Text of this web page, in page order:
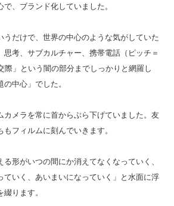
、ブランド化していました。
うだけで、世界の中心のような気がしていた
思考、サブカルチャー、携帯電話（ピッチ＝
際」という闇の部分までしっかりと網羅し
中心」でした。
カメラを常に首からぶら下げていました。友
フィルムに刻んでいきます。
形がいつの間にか消えてなくなっていく、
ていく、あいまいになっていく」と水面に浮
ります。